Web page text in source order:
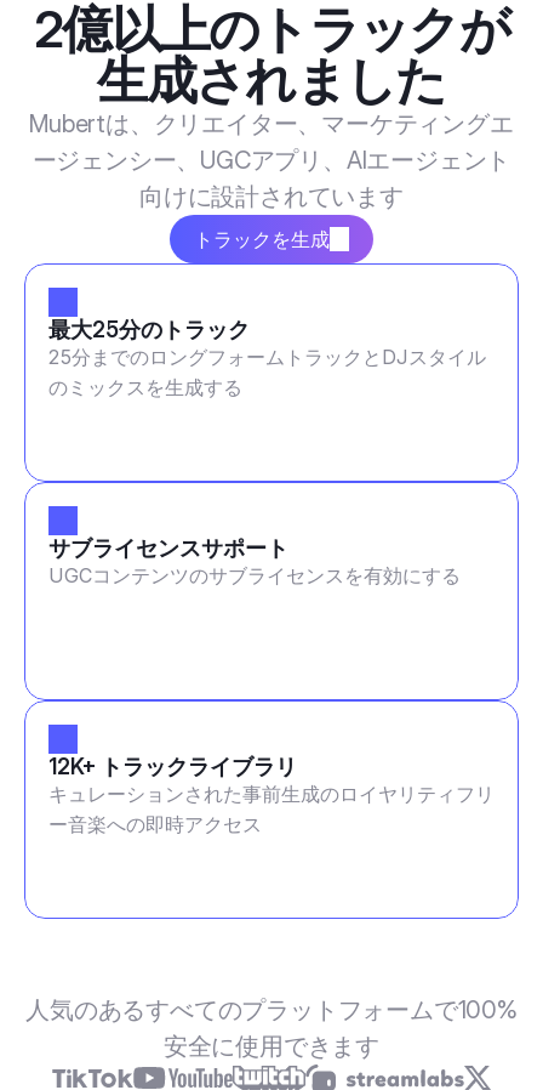
2億以上のトラックが
生成されました
Mubertは、クリエイター、マーケティングエ
ージェンシー、UGCアプリ、AIエージェント
向けに設計されています
トラックを生成
最大25分のトラック
25分までのロングフォームトラックとDJスタイル
のミックスを生成する
サブライセンスサポート
UGCコンテンツのサブライセンスを有効にする
12K+ トラックライブラリ
キュレーションされた事前生成のロイヤリティフリ
ー音楽への即時アクセス
人気のあるすべてのプラットフォームで100%
安全に使用できます